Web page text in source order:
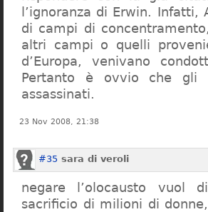
l’ignoranza di Erwin.
di campi di
altri campi o quelli
d’Europa, venivano
Pertanto è ovvio che gli
assassinati.
23 Nov 2008, 21:38
#35 sara di veroli
negare l’olocausto vuol
sacrificio di milioni di